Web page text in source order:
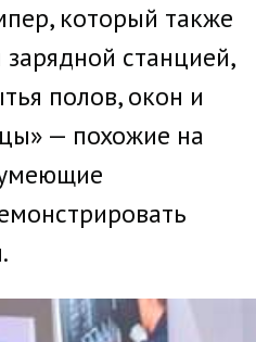
который также
станцией,
полов, окон и
— похожие на
умеющие